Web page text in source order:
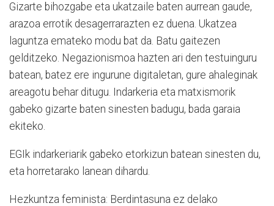
Gizarte bihozgabe eta ukatzaile baten aurrean gaude,
arazoa errotik desagerrarazten ez duena. Ukatzea
laguntza emateko modu bat da. Batu gaitezen
gelditzeko. Negazionismoa hazten ari den testuinguru
batean, batez ere ingurune digitaletan, gure ahaleginak
areagotu behar ditugu. Indarkeria eta matxismorik
gabeko gizarte baten sinesten badugu, bada garaia
ekiteko.
EGIk indarkeriarik gabeko etorkizun batean sinesten du,
eta horretarako lanean dihardu.
Hezkuntza feminista: Berdintasuna ez delako